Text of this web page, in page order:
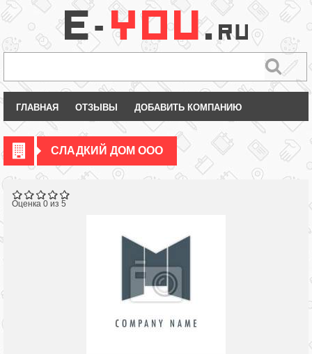
ГЛАВНАЯ ОТЗЫВЫ ДОБАВИТЬ КОМПАНИЮ
СЛАДКИЙ ДОМ ООО
Оценка 0 из 5